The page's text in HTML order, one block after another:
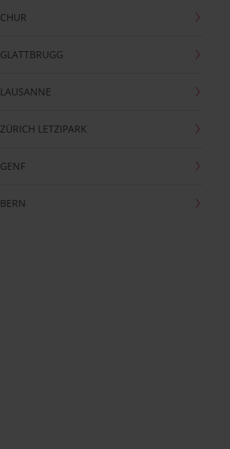
CHUR
GLATTBRUGG
LAUSANNE
ZÜRICH LETZIPARK
GENF
BERN